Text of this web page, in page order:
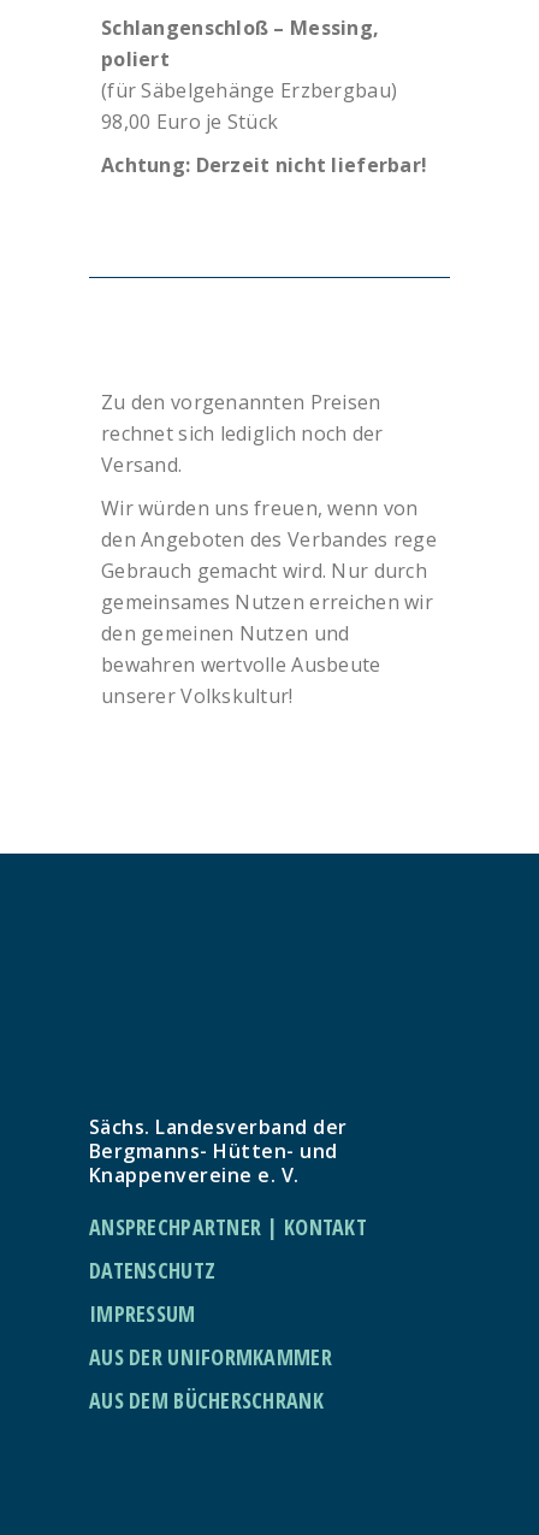
Schlangenschloß – Messing,
poliert
(für Säbelgehänge Erzbergbau)
98,00 Euro je Stück
Achtung: Derzeit nicht lieferbar!
Zu den vorgenannten Preisen
rechnet sich lediglich noch der
Versand.
Wir würden uns freuen, wenn von
den Angeboten des Verbandes rege
Gebrauch gemacht wird. Nur durch
gemeinsames Nutzen erreichen wir
den gemeinen Nutzen und
bewahren wertvolle Ausbeute
unserer Volkskultur!
Sächs. Landesverband der
Bergmanns- Hütten- und
Knappenvereine e. V.
ANSPRECHPARTNER | KONTAKT
DATENSCHUTZ
IMPRESSUM
AUS DER UNIFORMKAMMER
AUS DEM BÜCHERSCHRANK